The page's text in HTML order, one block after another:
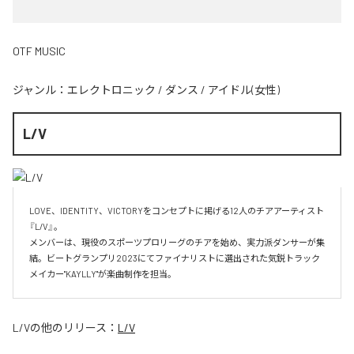
OTF MUSIC
ジャンル： エレクトロニック / ダンス / アイドル(女性)
L/V
LOVE、IDENTITY、VICTORYをコンセプトに掲げる12人のチアアーティスト
『L/V』。
メンバーは、現役のスポーツプロリーグのチアを始め、実力派ダンサーが集
結。ビートグランプリ2023にてファイナリストに選出された気鋭トラック
メイカー"KAYLLY"が楽曲制作を担当。
L/Vの他のリリース： L/V